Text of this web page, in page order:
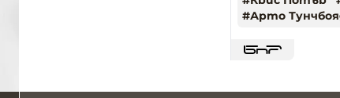
#Арто